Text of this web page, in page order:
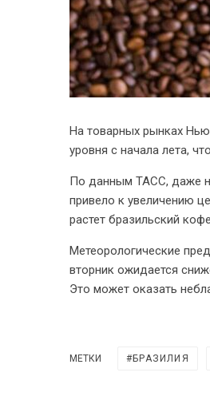
На товарных рынках
уровня с начала лета,
По данным ТАСС, даже
привело к увеличению
растет бразильский
Метеорологические
вторник ожидается
Это может оказать
МЕТКИ БРАЗИЛИЯ